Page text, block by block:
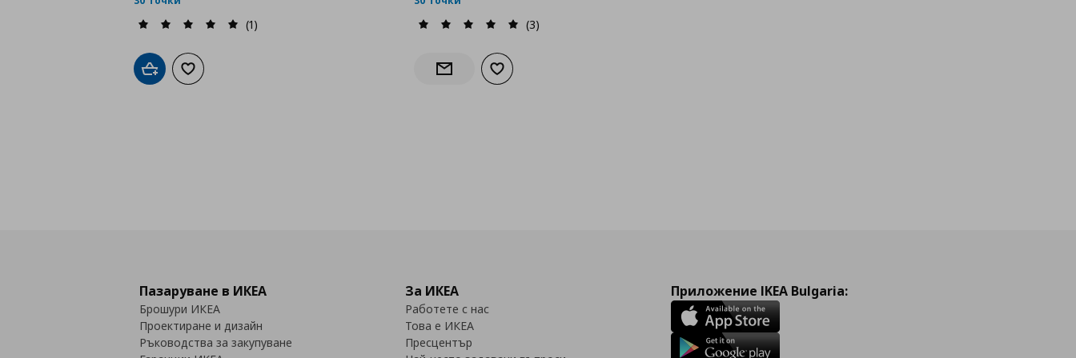
(1)
Добави в кошницата
Добави към списъка с любими
(3)
Информирай ме за наличност
Добави към списъка с любими
Пазаруване в ИКЕА
Брошури ИКЕА
Проектиране и дизайн
Ръководства за закупуване
За ИКЕА
Работете с нас
Това е ИКЕА
Пресцентър
Приложение IKEA Bulgaria: